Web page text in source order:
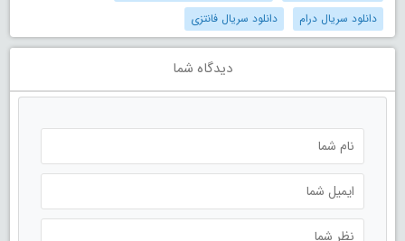
دانلود سریال درام
دانلود سریال فانتزی
دیدگاه شما